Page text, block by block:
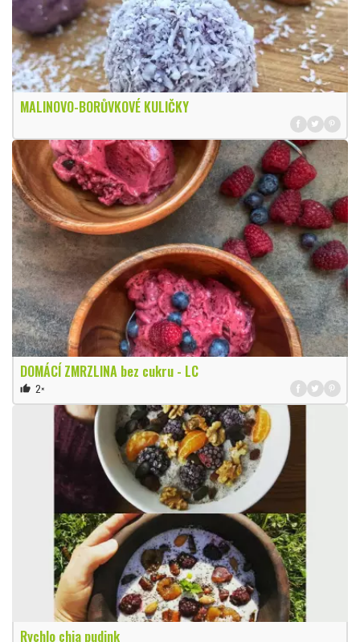
MALINOVO-BORŮVKOVÉ KULIČKY
DOMÁCÍ ZMRZLINA bez cukru - LC
thumb_up 2×
Rychlo chia pudink